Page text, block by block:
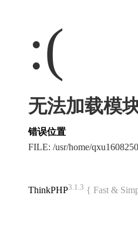
:(
无法加载模
错误位置
FILE: /usr/home/
ThinkPHP3.1.3 { Fast &